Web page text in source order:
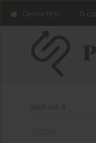
Online first O
2005 vol. 8